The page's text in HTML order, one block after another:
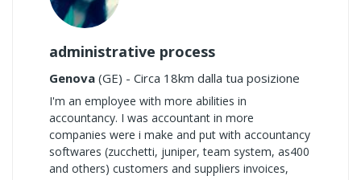
administrative process
Genova (GE) - Circa 18km dalla tua posizione
I'm an employee with more abilities in
accountancy. I was accountant in more
companies were i make and put with accountancy
softwares (zucchetti, juniper, team system, as400
and others) customers and suppliers invoices,